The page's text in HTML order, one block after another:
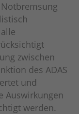
zwischen
des ADAS
und
Auswirkungen
werden.